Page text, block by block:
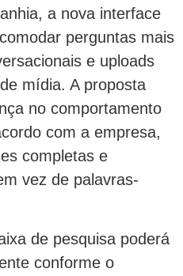
a nova interface
perguntas mais
e uploads
mídia. A proposta
no comportamento
com a empresa,
completas e
vez de palavras-
de pesquisa poderá
conforme o